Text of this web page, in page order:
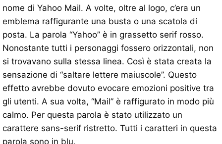
nome di Yahoo Mail. A volte, oltre al logo, c’era un
emblema raffigurante una busta o una scatola di
posta. La parola “Yahoo” è in grassetto serif rosso.
Nonostante tutti i personaggi fossero orizzontali, non
si trovavano sulla stessa linea. Così è stata creata la
sensazione di “saltare lettere maiuscole”. Questo
effetto avrebbe dovuto evocare emozioni positive tra
gli utenti. A sua volta, “Mail” è raffigurato in modo più
calmo. Per questa parola è stato utilizzato un
carattere sans-serif ristretto. Tutti i caratteri in questa
parola sono in blu.